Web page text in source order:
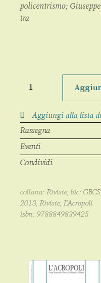
policentrismo;
tra
5/settembre
Aggiungi alla lista
Rassegna
Eventi
Condividi
collana: Riviste, bic: GBCS
2013, Riviste, L'Acropoli
isbn: 9788849839425